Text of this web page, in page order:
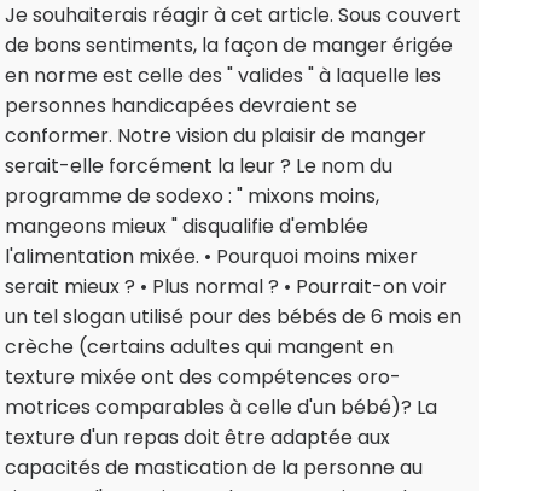
Je souhaiterais réagir à cet article. Sous couvert
de bons sentiments, la façon de manger érigée
en norme est celle des " valides " à laquelle les
personnes handicapées devraient se
conformer. Notre vision du plaisir de manger
serait-elle forcément la leur ? Le nom du
programme de sodexo : " mixons moins,
mangeons mieux " disqualifie d'emblée
l'alimentation mixée. • Pourquoi moins mixer
serait mieux ? • Plus normal ? • Pourrait-on voir
un tel slogan utilisé pour des bébés de 6 mois en
crèche (certains adultes qui mangent en
texture mixée ont des compétences oro-
motrices comparables à celle d'un bébé)? La
texture d'un repas doit être adaptée aux
capacités de mastication de la personne au